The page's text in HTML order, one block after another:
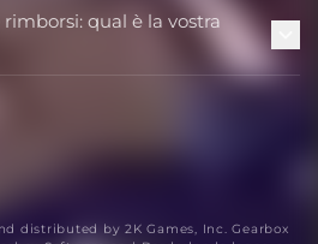
qual è la vostra
distributed by 2K Games, Inc. Gearbox